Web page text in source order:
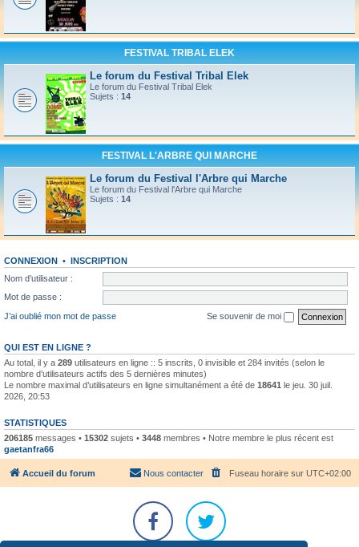
FESTIVAL TRIBAL ELEK
Le forum du Festival Tribal Elek
Le forum du Festival Tribal Elek
Sujets : 14
FESTIVAL L'ARBRE QUI MARCHE
Le forum du Festival l'Arbre qui Marche
Le forum du Festival l'Arbre qui Marche
Sujets : 14
CONNEXION • INSCRIPTION
Nom d’utilisateur :
Mot de passe :
J’ai oublié mon mot de passe
Se souvenir de moi
QUI EST EN LIGNE ?
Au total, il y a 289 utilisateurs en ligne :: 5 inscrits, 0 invisible et 284 invités (selon le
nombre d’utilisateurs actifs des 5 dernières minutes)
Le nombre maximal d’utilisateurs en ligne simultanément a été de 18641 le jeu. 30 juil.
2026, 20:53
STATISTIQUES
206185 messages • 15302 sujets • 3448 membres • Notre membre le plus récent est
gaetanfra66
Accueil du forum Fuseau horaire sur UTC+02:00
Nous contacter